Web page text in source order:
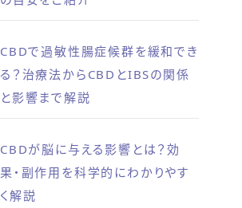
CBDで過敏性腸症候群を緩和でき
る？治療法からCBDとIBSの関係
と影響まで解説
CBDが脳に与える影響とは？効
果・副作用を科学的にわかりやす
く解説